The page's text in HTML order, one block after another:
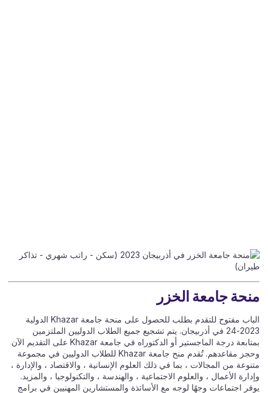
جامعة الخزر
الباب مفتوح للتقدم بطلب للحصول على منحة جامعة Khazar الدولية
2023-24 في أذربيجان. يتم تشجيع جميع الطلاب الدوليين الملتزمين
بمتابعة درجة الماجستير أو الدكتوراه في جامعة Khazar على التقديم الآن
وحجز مقاعدهم. تُقدم منح جامعة Khazar للطلاب الدوليين في مجموعة
من المجالات ، بما في ذلك العلوم الإنسانية ، والاقتصاد ، والإدارة ،
الأعمال ، والعلوم الاجتماعية ، والهندسة ، والتكنولوجيا ، والمزيد.
اجتماعات وجهًا لوجه مع الأساتذة والمستشارين المهنيين في برامج